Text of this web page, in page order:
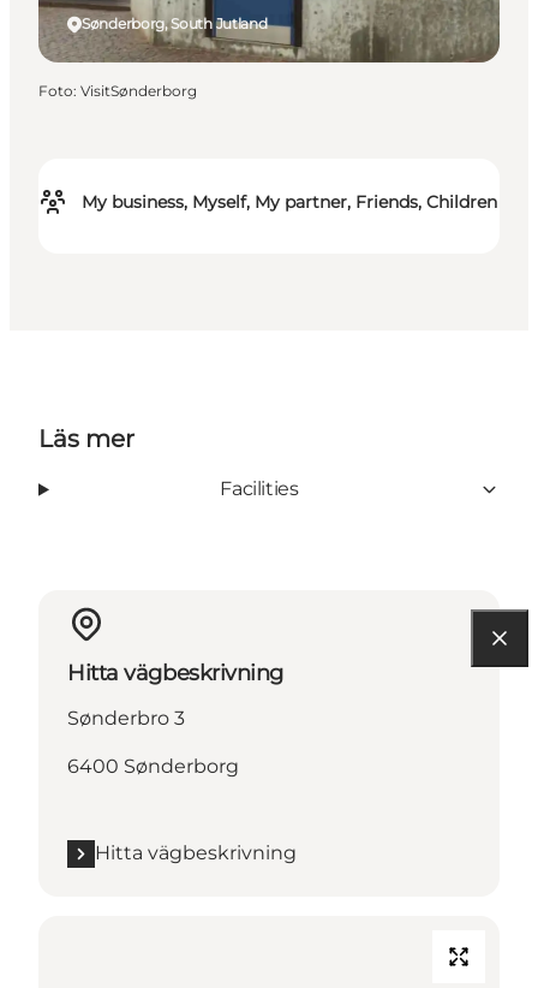
My business, Myself, My partner, Friends, Children
Sønderborg, South Jutland
Foto: VisitSønderborg
Läs mer
Facilities
Hitta vägbeskrivning
Sønderbro 3
6400 Sønderborg
Hitta vägbeskrivning